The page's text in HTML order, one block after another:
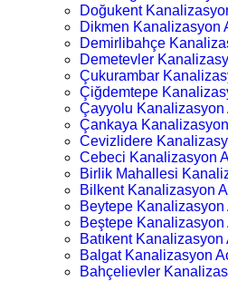
Doğukent
Dikmen Kanalizasyon
Demirlibahçe
Demetevler
Çukurambar
Çiğdemtepe
Çayyolu Kanalizasyon
Çankaya
Cevizlidere
Cebeci Kanalizasyon
Birlik Mahallesi
Bilkent Kanalizasyon
Beytepe Kanalizasyon
Beştepe Kanalizasyon
Batıkent Kanalizasyon
Balgat Kanalizasyon
Bahçelievler